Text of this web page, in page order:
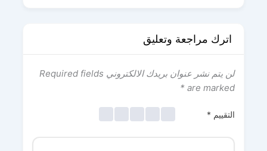
اترك مراجعة وتعليق
لن يتم نشر عنوان بريدك الالكتروني Required fields
are marked
*
التقييم *